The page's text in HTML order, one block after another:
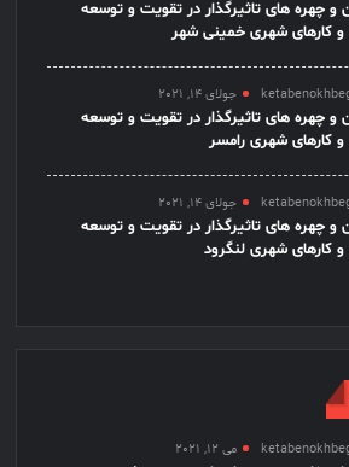
و چهره های تاثیرگذار در تقویت و توسعه
کارهای شهری خمینی شهر
جولای 14, 2021
و چهره های تاثیرگذار در تقویت و توسعه
کارهای شهری رامسر
جولای 14, 2021
و چهره های تاثیرگذار در تقویت و توسعه
کارهای شهری لنگرود
می 12, 2021